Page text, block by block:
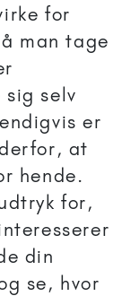
for
man tage
selv
er
at
hende.
for,
din
se, hvor